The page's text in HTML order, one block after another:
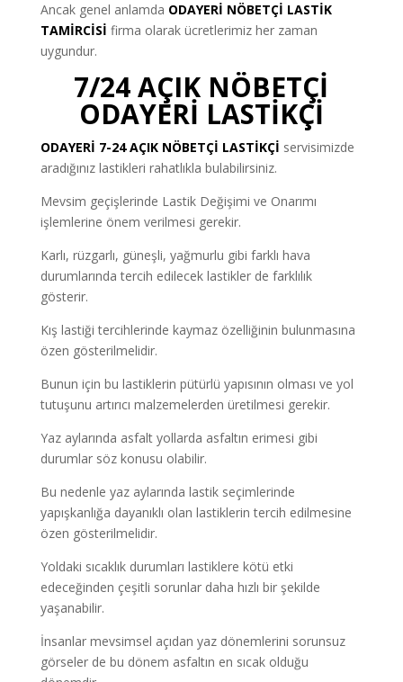
Ancak genel anlamda ODAYERİ NÖBETÇİ LASTİK
TAMİRCİSİ firma olarak ücretlerimiz her zaman
uygundur.
7/24 AÇIK NÖBETÇİ
ODAYERİ LASTİKÇİ
ODAYERİ 7-24 AÇIK NÖBETÇİ LASTİKÇİ servisimizde
aradığınız lastikleri rahatlıkla bulabilirsiniz.
Mevsim geçişlerinde Lastik Değişimi ve Onarımı
işlemlerine önem verilmesi gerekir.
Karlı, rüzgarlı, güneşli, yağmurlu gibi farklı hava
durumlarında tercih edilecek lastikler de farklılık
gösterir.
Kış lastiği tercihlerinde kaymaz özelliğinin bulunmasına
özen gösterilmelidir.
Bunun için bu lastiklerin pütürlü yapısının olması ve yol
tutuşunu artırıcı malzemelerden üretilmesi gerekir.
Yaz aylarında asfalt yollarda asfaltın erimesi gibi
durumlar söz konusu olabilir.
Bu nedenle yaz aylarında lastik seçimlerinde
yapışkanlığa dayanıklı olan lastiklerin tercih edilmesine
özen gösterilmelidir.
Yoldaki sıcaklık durumları lastiklere kötü etki
edeceğinden çeşitli sorunlar daha hızlı bir şekilde
yaşanabilir.
İnsanlar mevsimsel açıdan yaz dönemlerini sorunsuz
görseler de bu dönem asfaltın en sıcak olduğu